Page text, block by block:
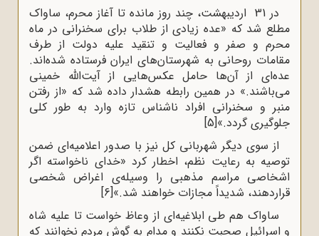
در 31 اردیبهشت، چند روز مانده تا آغاز محرم، ساواک
مطلع شد که «عده زیادی از طلاب برای سخنرانی در ماه
محرم و صفر و فعالیت و تنقید علیه دولت از طرف
مقامات روحانی به شهرستان‌های ایران فرستاده شده‌اند.
عده‌ای از آن‌ها حامل عکس‌هایی از آیت‌الله خمینی
می‌باشند.» در همین رابطه هشدار داده شد که «از رفتن
منبر و سخنرانی افراد ناشناس تازه وارد به طور کلی
جلوگیری گردد.»[5]
از سوی دیگر شهربانی کل نیز با صدور اعلامیه‌ای ضمن‌
توصیه‌ به‌ رعایت نظم،‌ اخطار کرد «خدای‌ ناخواسته‌ اگر
اشخاصی‌ مراسم‌ مذهبی‌ را وسیله‌ی‌ اغراض‌ شخصی‌
قراردهند، شدیداً مجازات‌ خواهند شد.»[6]
ساواک هم طی ابلاغیه‌ای از وعاظ خواست تا علیه شاه
و اسرائیل صحبت نکنند و مدام به گوش مردم نخوانند که